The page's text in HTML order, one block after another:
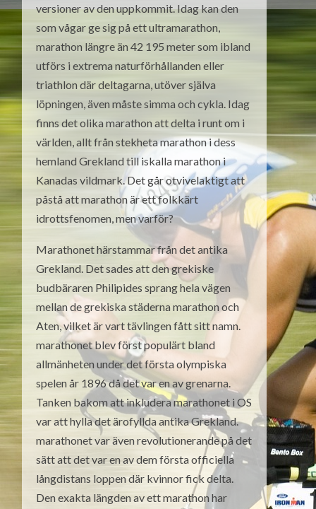
versioner av den uppkommit. Idag kan den
som vågar ge sig på ett ultramarathon,
marathon längre än 42 195 meter som ibland
utförs i extrema naturförhållanden eller
triathlon där deltagarna, utöver själva
löpningen, även måste simma och cykla. Idag
finns det olika marathon att delta i runt om i
världen, allt från stekheta marathon i dess
hemland Grekland till iskalla marathon i
Kanadas vildmark. Det går otvivelaktigt att
påstå att marathon är ett folkkärt
idrottsfenomen, men varför?
Marathonet härstammar från det antika
Grekland. Det sades att den grekiske
budbäraren Philipides sprang hela vägen
mellan de grekiska städerna marathon och
Aten, vilket är vart tävlingen fått sitt namn.
marathonet blev först populärt bland
allmänheten under det första olympiska
spelen år 1896 då det var en av grenarna.
Tanken bakom att inkludera marathonet i OS
var att hylla det ärofyllda antika Grekland.
marathonet var även revolutionerande på det
sätt att det var en av dem första officiella
långdistans loppen där kvinnor fick delta.
Den exakta längden av ett marathon har